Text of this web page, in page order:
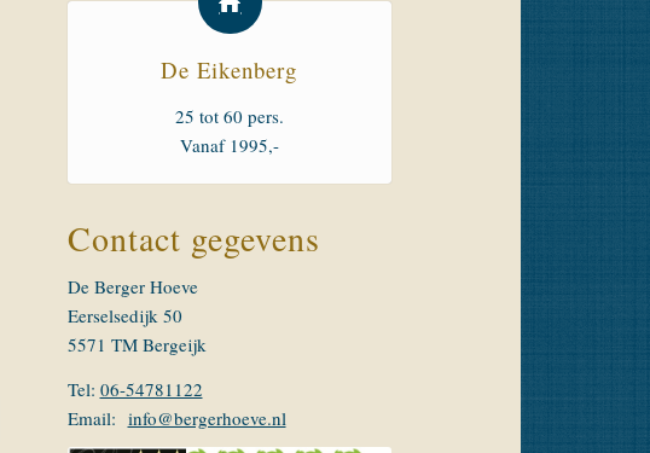
De Eikenberg
25 tot 60 pers.
Vanaf 1995,-
Contact gegevens
De Berger Hoeve
Eerselsedijk 50
5571 TM Bergeijk
Tel: 06-54781122
Email: info@bergerhoeve.nl